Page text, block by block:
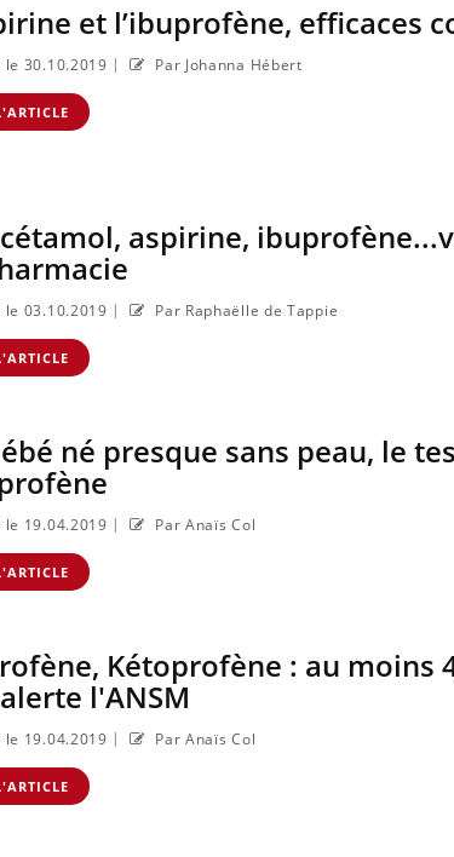
et l’ibuprofène, efficaces
le 30.10.2019 | Par Johanna Hébert
aspirine,
le 03.10.2019 | Par Raphaëlle de Tappie
né presque sans peau, le
le 19.04.2019 | Par Anaïs Col
Kétoprofène : au moins
l'ANSM
le 19.04.2019 | Par Anaïs Col
si on
type 2
les
rythme de vie ! Vacances, plage, piscine,
soleil, activités en plein air… Nos mains sont